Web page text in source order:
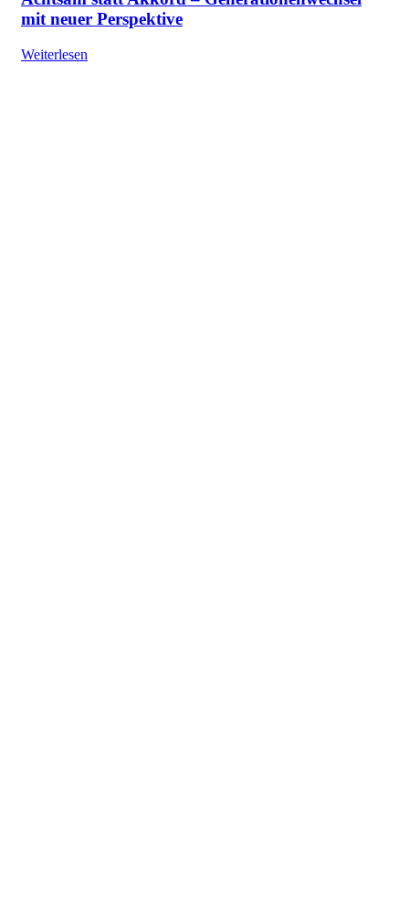
mit neuer Perspektive
Weiterlesen